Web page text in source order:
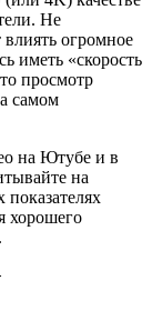
Не
огромное
иметь «скорость
просмотр
самом
на Ютубе и в
на
хорошего